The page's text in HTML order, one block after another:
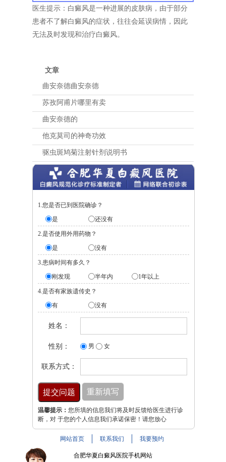
医生提示：白癜风是一种进展的皮肤病，由于部分
患者不了解白癜风的症状，往往会延误病情，因此
无法及时发现和治疗白癜风。
文章
曲安奈德曲安奈德
苏孜阿甫片哪里有卖
曲安奈德的
他克莫司的神奇功效
驱虫斑鸠菊注射针剂说明书
1.您是否已到医院确诊？
是
还没有
2.是否使用外用药物？
是
没有
3.患病时间有多久？
刚发现
半年内 1年以上
4.是否有家族遗传史？
有
没有
姓名：
性别： 男 女
联系方式：
温馨提示： 您所填的信息我们将及时反馈给医生进行诊
断，对 于您的个人信息我们承诺保密！请您放心
网站首页 联系我们 我要预约
合肥华夏白癜风医院手机网站